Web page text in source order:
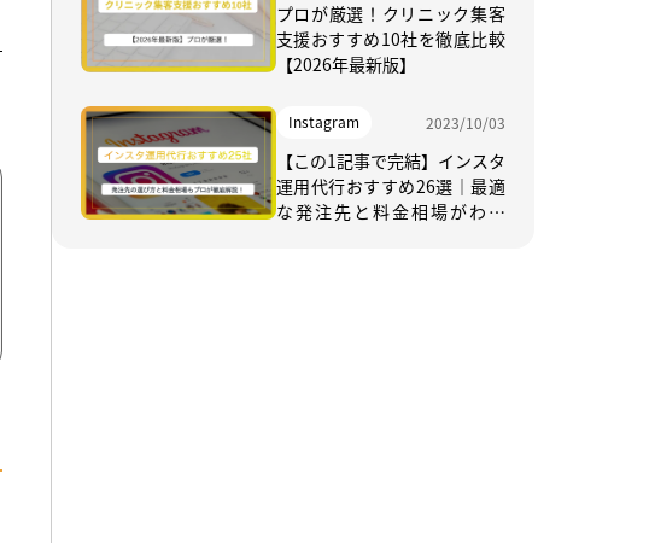
プロが厳選！クリニック集客
支援おすすめ10社を徹底比較
【2026年最新版】
Instagram 2023/10/03
【この1記事で完結】インスタ
運用代行おすすめ26選｜最適
な発注先と料金相場がわか